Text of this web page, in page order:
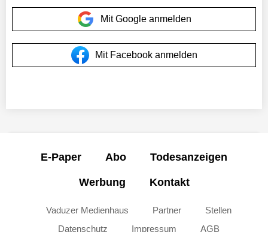
Mit Google anmelden
Mit Facebook anmelden
E-Paper Abo Todesanzeigen
Werbung Kontakt
Vaduzer Medienhaus Partner
Stellen
Datenschutz
Impressum AGB